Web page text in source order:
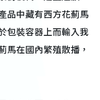
品中藏有西方花薊馬
包裝容器上而輸入我
馬在國內繁殖散播，